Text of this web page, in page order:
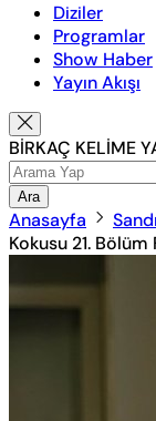
Diziler
Programlar
Show Haber
Yayın Akışı
BİRKAÇ KELİME
Ara
Anasayfa
Kokusu 21. Bölüm